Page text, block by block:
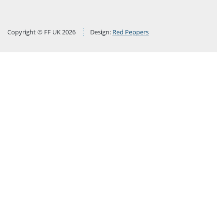
Copyright © FF UK 2026 Design: Red Peppers